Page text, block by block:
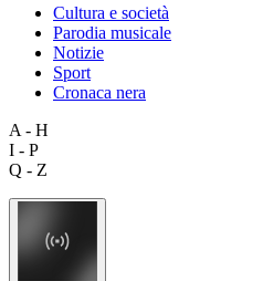
Cultura e società
Parodia musicale
Notizie
Sport
Cronaca nera
A - H
I - P
Q - Z